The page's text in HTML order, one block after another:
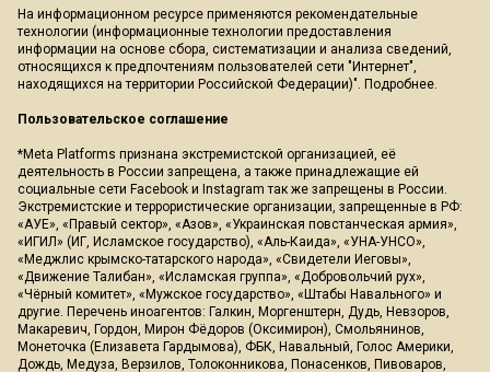
На информационном ресурсе применяются рекомендательные
технологии (информационные технологии предоставления
информации на основе сбора, систематизации и анализа сведений,
относящихся к предпочтениям пользователей сети "Интернет",
находящихся на территории Российской Федерации)". Подробнее.
Пользовательское соглашение
*Meta Platforms признана экстремистской организацией, её
деятельность в России запрещена, а также принадлежащие ей
социальные сети Facebook и Instagram так же запрещены в России.
Экстремистские и террористические организации, запрещенные в РФ:
«АУЕ», «Правый сектор», «Азов», «Украинская повстанческая армия»,
«ИГИЛ» (ИГ, Исламское государство), «Аль-Каида», «УНА-УНСО»,
«Меджлис крымско-татарского народа», «Свидетели Иеговы»,
«Движение Талибан», «Исламская группа», «Добровольчий рух»,
«Чёрный комитет», «Мужское государство», «Штабы Навального» и
другие. Перечень иноагентов: Галкин, Моргенштерн, Дудь, Невзоров,
Макаревич, Гордон, Мирон Фёдоров (Оксимирон), Смольянинов,
Монеточка (Елизавета Гардымова), ФБК, Навальный, Голос Америки,
Дождь, Медуза, Верзилов, Толоконникова, Понасенков, Пивоваров,